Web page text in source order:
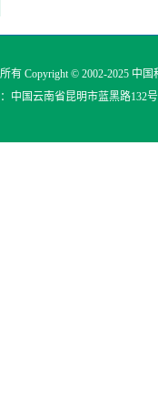
有 Copyright © 2002-2025 中国
中国云南省昆明市蓝黑路